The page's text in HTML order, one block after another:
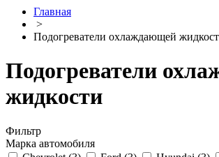
Главная
>
Подогреватели охлаждающей
Подогреватели
жидкости
Фильтр
Марка автомобиля